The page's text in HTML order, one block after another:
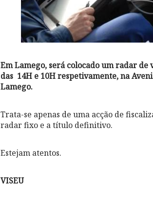
Em Lamego, será colocado um radar de
das 14H e 10H respetivamente, na
Lamego.
Trata-se apenas de uma acção de
radar fixo e a título definitivo.
Estejam atentos.
VISEU